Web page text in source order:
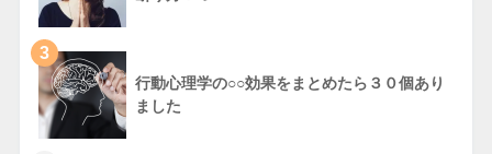
3
行動心理学の○○効果をまとめたら３０個あり
ました